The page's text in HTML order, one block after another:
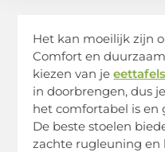
Het kan moeilijk zijn
Comfort en
kiezen van je
in doorbrengen, dus
het comfortabel is en
De beste stoelen
zachte rugleuning en